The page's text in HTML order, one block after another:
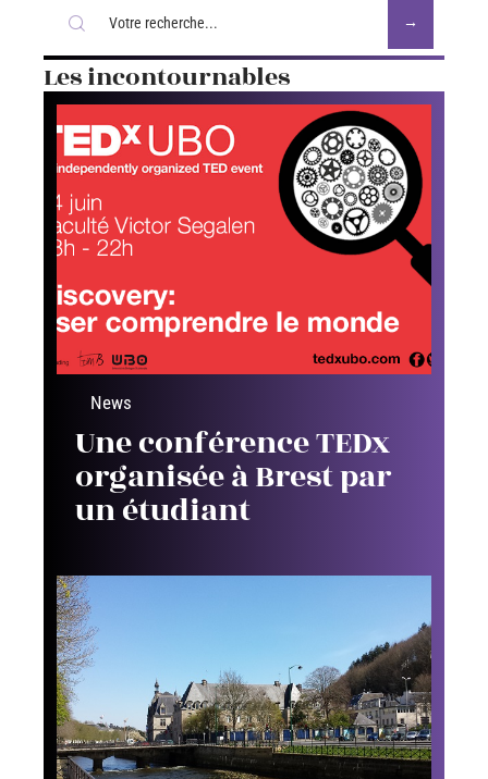
Les incontournables
News
Une conférence TEDx
organisée à Brest par
un étudiant